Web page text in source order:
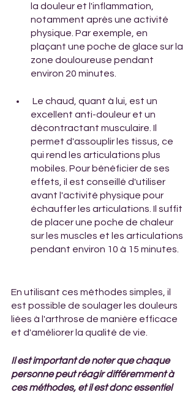
la douleur et l'inflammation,
notamment après une activité
physique. Par exemple, en
plaçant une poche de glace sur la
zone douloureuse pendant
environ 20 minutes.
excellent anti-douleur et un
décontractant musculaire. Il
permet d'assouplir les tissus, ce
qui rend les articulations plus
mobiles. Pour bénéficier de ses
effets, il est conseillé d'utiliser
avant l'activité physique pour
échauffer les articulations. Il suffit
de placer une poche de chaleur
sur les muscles et les articulations
pendant environ 10 à 15 minutes.
En utilisant ces méthodes simples, il
est possible de soulager les douleurs
liées à l'arthrose de manière efficace
et d'améliorer la qualité de vie.
Il est important de noter que chaque
personne peut réagir différemment à
ces méthodes, et il est donc essentiel